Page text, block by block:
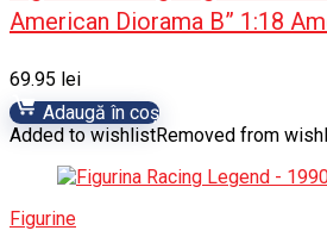
American Diorama B” 1:18
69.95 lei
Adaugă în coș
Added to wishlistRemoved from
Figurine